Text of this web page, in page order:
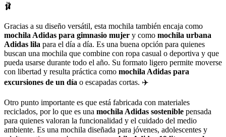
🩰
Gracias a su diseño versátil, esta mochila también encaja como
mochila Adidas para gimnasio mujer y como mochila urbana
Adidas lila para el día a día. Es una buena opción para quienes
buscan una mochila que combine con ropa casual o deportiva y que
pueda usarse durante todo el año. Su formato ligero permite moverse
con libertad y resulta práctica como mochila Adidas para
excursiones de un día o escapadas cortas. ✈️
Otro punto importante es que está fabricada con materiales
reciclados, por lo que es una mochila Adidas sostenible pensada
para quienes valoran la funcionalidad y el cuidado del medio
ambiente. Es una mochila diseñada para jóvenes, adolescentes y